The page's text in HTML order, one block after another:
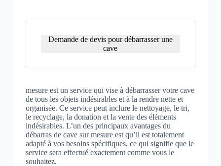
Demande de devis pour débarrasser une
cave
mesure est un service qui vise à débarrasser votre cave
de tous les objets indésirables et à la rendre nette et
organisée. Ce service peut inclure le nettoyage, le tri,
le recyclage, la donation et la vente des éléments
indésirables. L’un des principaux avantages du
débarras de cave sur mesure est qu’il est totalement
adapté à vos besoins spécifiques, ce qui signifie que le
service sera effectué exactement comme vous le
souhaitez.